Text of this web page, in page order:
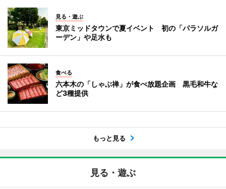
見る・遊ぶ
東京ミッドタウンで夏イベント 初の「パラソルガ
ーデン」や足水も
食べる
六本木の「しゃぶ禅」が食べ放題企画 黒毛和牛な
ど3種提供
もっと見る
見る・遊ぶ